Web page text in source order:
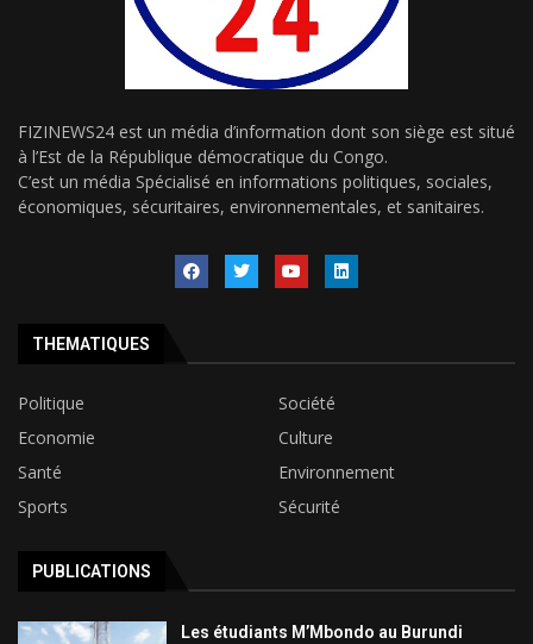
FIZINEWS24 est un média d’information dont son siège est situé
à l’Est de la République démocratique du Congo.
C’est un média Spécialisé en informations politiques, sociales,
économiques, sécuritaires, environnementales, et sanitaires.
THEMATIQUES
Politique
Société
Economie
Culture
Santé
Environnement
Sports
Sécurité
PUBLICATIONS
Les étudiants M’Mbondo au Burundi